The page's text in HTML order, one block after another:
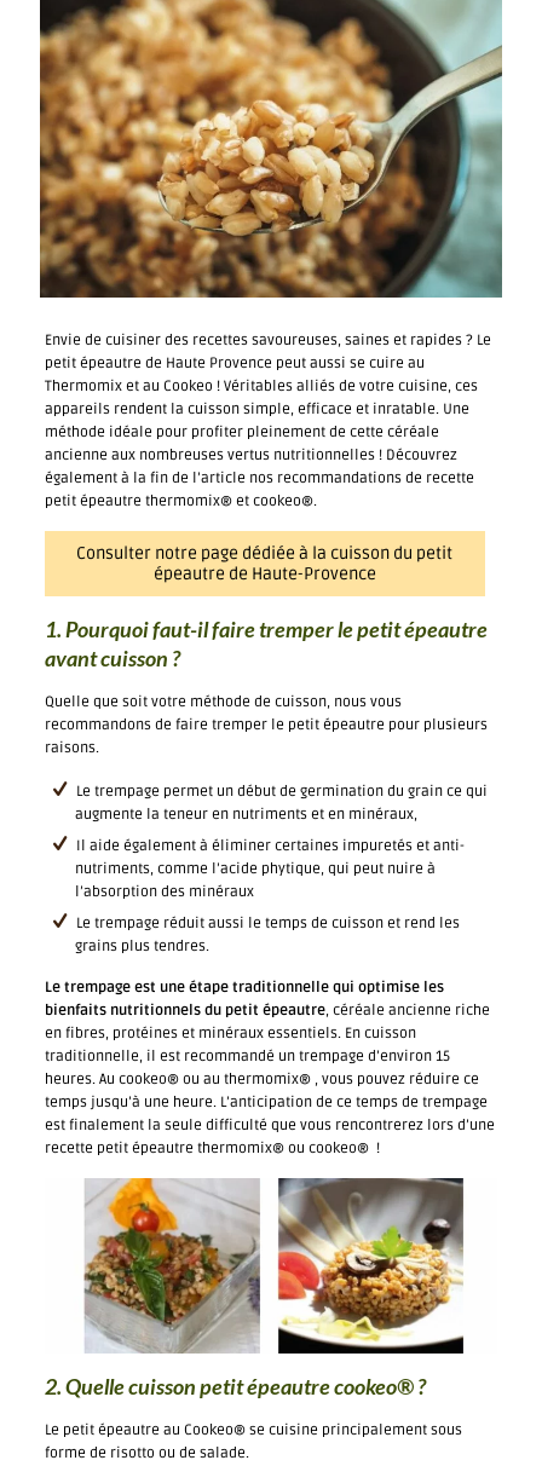
Envie de cuisiner des recettes savoureuses, saines et rapides ? Le
petit épeautre de Haute Provence peut aussi se cuire au
Thermomix et au Cookeo ! Véritables alliés de votre cuisine, ces
appareils rendent la cuisson simple, efficace et inratable. Une
méthode idéale pour profiter pleinement de cette céréale
ancienne aux nombreuses vertus nutritionnelles ! Découvrez
également à la fin de l’article nos recommandations de recette
petit épeautre thermomix® et cookeo®.
Consulter notre page dédiée à la cuisson du petit
épeautre de Haute-Provence
1. Pourquoi faut-il faire tremper le petit épeautre
avant cuisson ?
Quelle que soit votre méthode de cuisson, nous vous
recommandons de faire tremper le petit épeautre pour plusieurs
raisons.
Le trempage permet un début de germination du grain ce qui
augmente la teneur en nutriments et en minéraux,
Il aide également à éliminer certaines impuretés et anti-
nutriments, comme l’acide phytique, qui peut nuire à
l’absorption des minéraux
Le trempage réduit aussi le temps de cuisson et rend les
grains plus tendres.
Le trempage est une étape traditionnelle qui optimise les
bienfaits nutritionnels du petit épeautre, céréale ancienne riche
en fibres, protéines et minéraux essentiels. En cuisson
traditionnelle, il est recommandé un trempage d’environ 15
heures. Au cookeo® ou au thermomix® , vous pouvez réduire ce
temps jusqu’à une heure. L’anticipation de ce temps de trempage
est finalement la seule difficulté que vous rencontrerez lors d’une
recette petit épeautre thermomix® ou cookeo® !
2. Quelle cuisson petit épeautre cookeo® ?
Le petit épeautre au Cookeo® se cuisine principalement sous
forme de risotto ou de salade.